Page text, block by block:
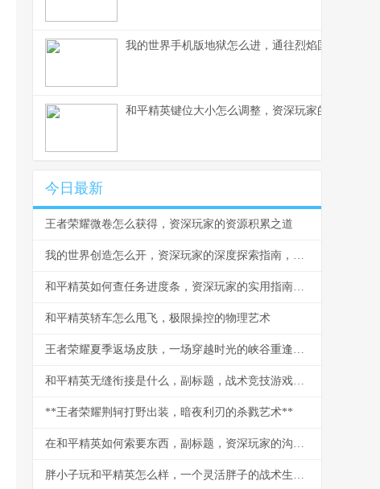
我的世界手机版地狱怎么进，通往烈焰国度的生存
和平精英键位大小怎么调整，资深玩家的精细操控
今日最新
王者荣耀微卷怎么获得，资深玩家的资源积累之道
我的世界创造怎么开，资深玩家的深度探索指南，副标题，开启无限可能的钥匙
和平精英如何查任务进度条，资深玩家的实用指南，副标题，掌握进度轻松赢取奖励
和平精英轿车怎么甩飞，极限操控的物理艺术
王者荣耀夏季返场皮肤，一场穿越时光的峡谷重逢，副标题，老玩家的珍藏记忆与新玩家的盛夏庆典
和平精英无缝衔接是什么，副标题，战术竞技游戏的沉浸感革命
**王者荣耀荆轲打野出装，暗夜利刃的杀戮艺术**
在和平精英如何索要东西，副标题，资深玩家的沟通艺术与策略
胖小子玩和平精英怎么样，一个灵活胖子的战术生存记